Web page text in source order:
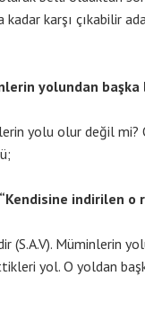
karşı çıkabilir
yolundan başka
yolu olur değil mi?
“Kendisine indirilen o
Müminlerin
yol. O yoldan